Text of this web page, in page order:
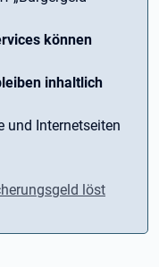
können
inhaltlich
und Internetseiten
löst